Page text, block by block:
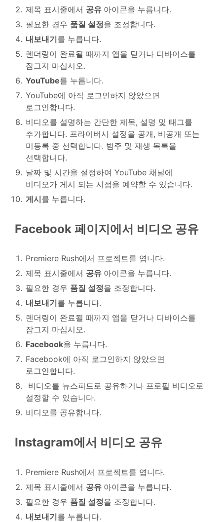
제목 표시줄에서 공유 아이콘을 누릅니다.
필요한 경우 품질 설정을 조정합니다.
내보내기를 누릅니다.
렌더링이 완료될 때까지 앱을 닫거나 디바이스를
잠그지 마십시오.
YouTube를 누릅니다.
YouTube에 아직 로그인하지 않았으면
로그인합니다.
비디오를 설명하는 간단한 제목, 설명 및 태그를
추가합니다. 프라이버시 설정을 공개, 비공개 또는
미등록 중 선택합니다. 범주 및 재생 목록을
선택합니다.
날짜 및 시간을 설정하여 YouTube 채널에
비디오가 게시 되는 시점을 예약할 수 있습니다.
게시를 누릅니다.
Facebook 페이지에서 비디오 공유
Premiere Rush에서 프로젝트를 엽니다.
제목 표시줄에서 공유 아이콘을 누릅니다.
필요한 경우 품질 설정을 조정합니다.
내보내기를 누릅니다.
렌더링이 완료될 때까지 앱을 닫거나 디바이스를
잠그지 마십시오.
Facebook을 누릅니다.
Facebook에 아직 로그인하지 않았으면
로그인합니다.
비디오를 뉴스피드로 공유하거나 프로필 비디오로
설정할 수 있습니다.
비디오를 공유합니다.
Instagram에서 비디오 공유
Premiere Rush에서 프로젝트를 엽니다.
제목 표시줄에서 공유 아이콘을 누릅니다.
필요한 경우 품질 설정을 조정합니다.
내보내기를 누릅니다.